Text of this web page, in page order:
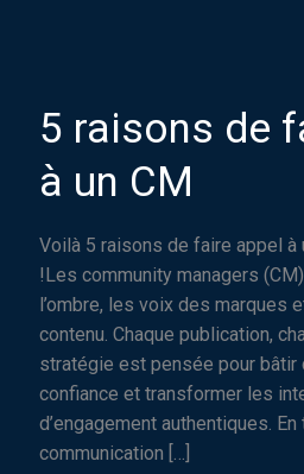
5 raisons de
à un CM
Voilà 5 raisons de faire appel à
!Les community managers
l’ombre, les voix des marques
contenu. Chaque publication,
stratégie est pensée pour bâtir
confiance et transformer les
d’engagement authentiques. En
communication […]